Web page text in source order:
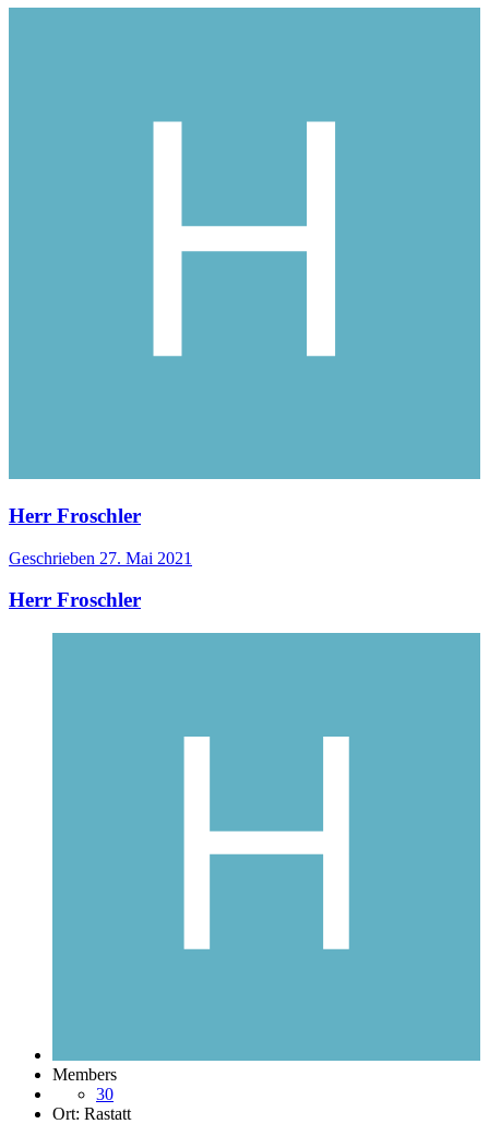
Herr Froschler
Geschrieben 27. Mai 2021
Herr Froschler
Members
30
Ort: Rastatt